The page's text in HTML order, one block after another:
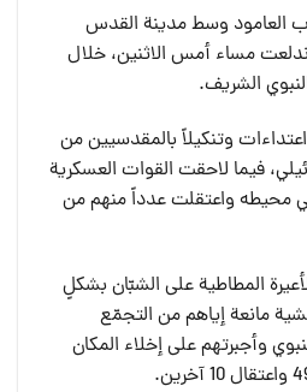
العامود وسط مدينة القدس
مساء أمس الاثنين، خلال
الشريف.
وتنكيلاً بالمقدسيين من
فيما لاحقت القوات العسكرية
في محيطه واعتقلت عدداً منهم من
المطاطية على الشبّان بشكلٍ
مانعة إياهم من التجمّع
وأجبرتهم على إخلاء المكان